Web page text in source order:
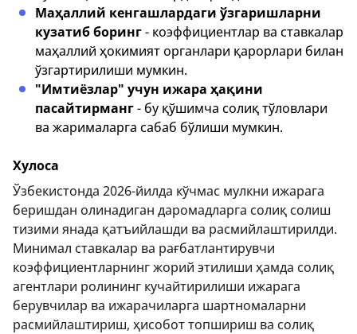
Маҳаллий кенгашлардаги ўзгаришларни
кузатиб боринг- коэффициентлар ва ставкалар
маҳаллий ҳокимият органлари қарорлари билан
ўзгартирилиши мумкин.
"Имтиёзлар" учун ижара ҳақини
пасайтирманг- бу қўшимча солиқ тўловлари
ва жарималарга сабаб бўлиши мумкин.
Хулоса
Ўзбекистонда 2026-йилда кўчмас мулкни ижарага
беришдан олинадиган даромадларга солиқ солиш
тизими янада қатъийлашди ва расмийлаштирилди.
Минимал ставкалар ва рағбатлантирувчи
коэффициентларнинг жорий этилиши ҳамда солиқ
агентлари ролининг кучайтирилиши ижарага
берувчилар ва ижарачиларга шартномаларни
расмийлаштириш, ҳисобот топшириш ва солиқ